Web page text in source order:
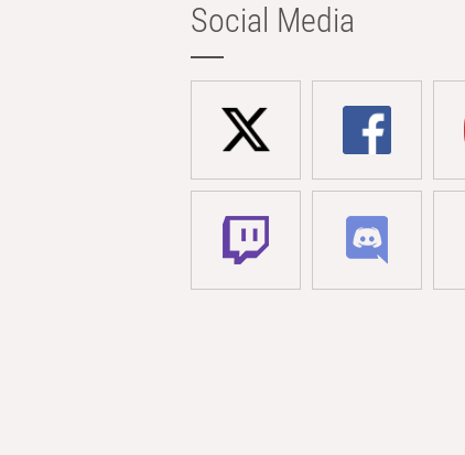
Social Media